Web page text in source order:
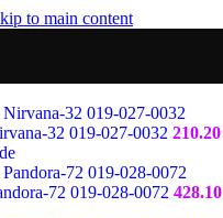
to main content
32 019-027-0032 210.20
72 019-028-0072 428.10